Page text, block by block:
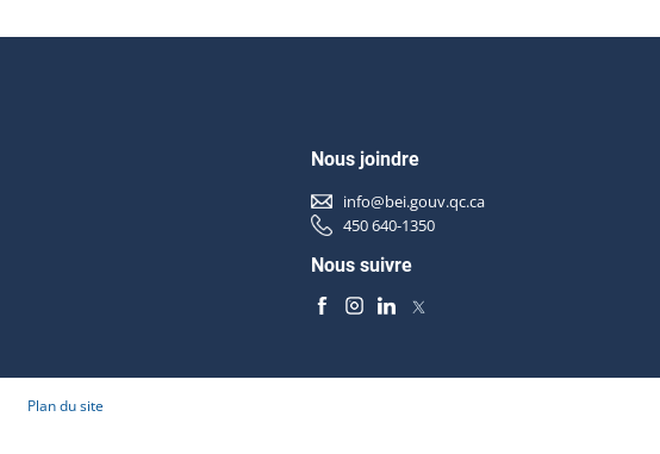
Nous joindre
info@bei.gouv.qc.ca
450 640-1350
Nous suivre
Plan du site